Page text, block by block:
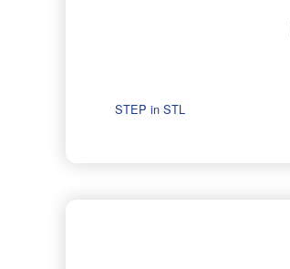
STEP in STL